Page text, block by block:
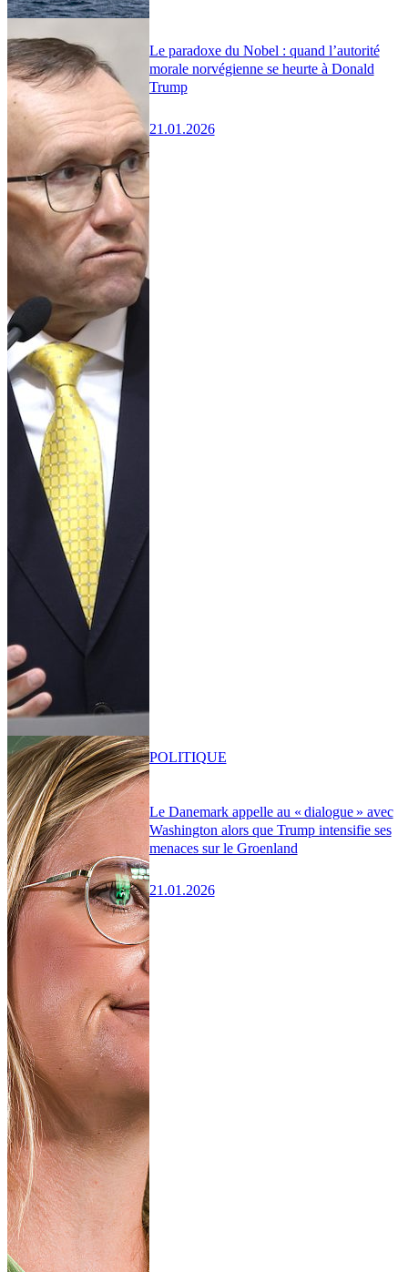
Le paradoxe du Nobel : quand l’autorité
morale norvégienne se heurte à Donald
Trump
21.01.2026
Le Danemark appelle au « dialogue » avec
Washington alors que Trump intensifie ses
menaces sur le Groenland
21.01.2026
POLITIQUE